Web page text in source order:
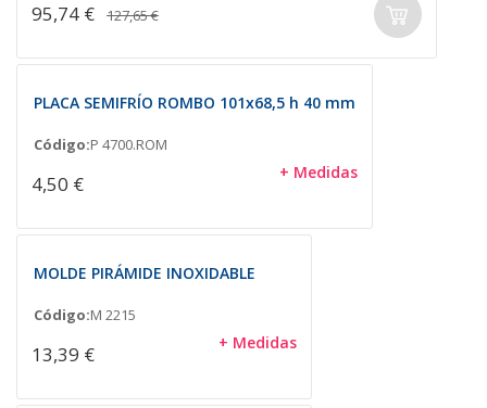
95,74 € 127,65 €
PLACA SEMIFRÍO ROMBO 101x68,5 h 40 mm
Código:P 4700.ROM
4,50 € + Medidas
MOLDE PIRÁMIDE INOXIDABLE
Código:M 2215
13,39 € + Medidas